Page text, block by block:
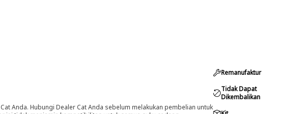
Anda. Hubungi Dealer Cat Anda sebelum melakukan pembelian untuk
Remanufaktur
Tidak Dapat
Dikembalikan